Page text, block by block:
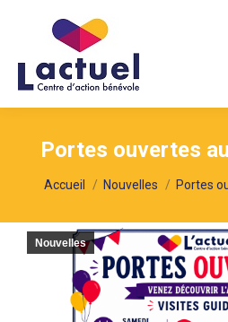
Portes ouvertes au
Vous êtes ici :
Accueil Nouvelles Portes
Nouvelles